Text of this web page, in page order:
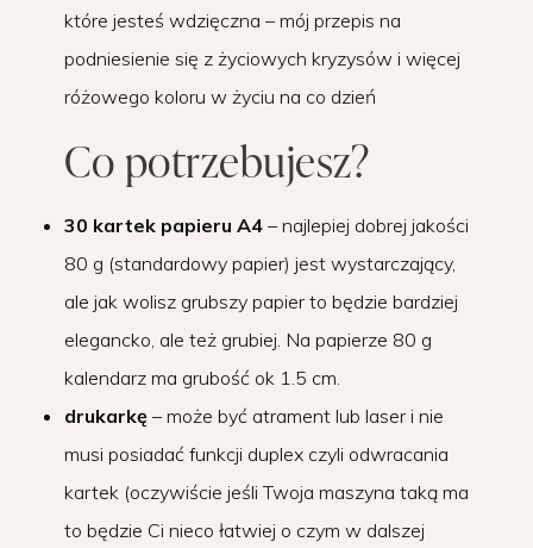
które jesteś wdzięczna – mój przepis na
podniesienie się z życiowych kryzysów i więcej
różowego koloru w życiu na co dzień
Co potrzebujesz?
30 kartek papieru A4 – najlepiej dobrej jakości
80 g (standardowy papier) jest wystarczający,
ale jak wolisz grubszy papier to będzie bardziej
elegancko, ale też grubiej. Na papierze 80 g
kalendarz ma grubość ok 1.5 cm.
drukarkę – może być atrament lub laser i nie
musi posiadać funkcji duplex czyli odwracania
kartek (oczywiście jeśli Twoja maszyna taką ma
to będzie Ci nieco łatwiej o czym w dalszej